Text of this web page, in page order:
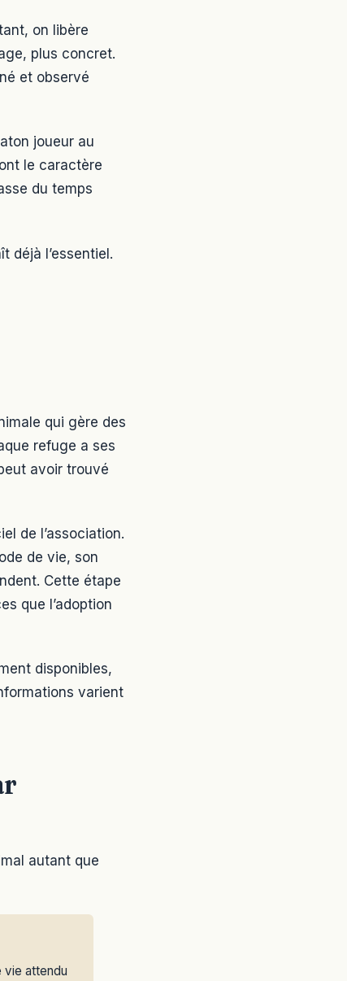
on libère
plus concret.
et observé
joueur au
le caractère
du temps
déjà l’essentiel.
qui gère des
refuge a ses
avoir trouvé
de l’association.
de vie, son
Cette étape
que l’adoption
disponibles,
varient
autant que
vie attendu